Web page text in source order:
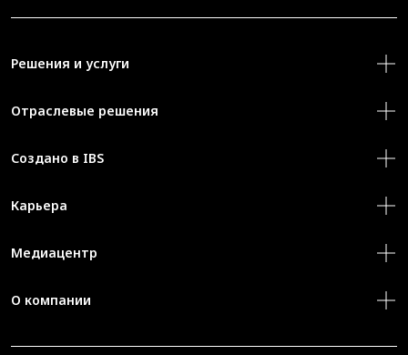
Решения и услуги
Отраслевые решения
Создано в IBS
Карьера
Медиацентр
О компании